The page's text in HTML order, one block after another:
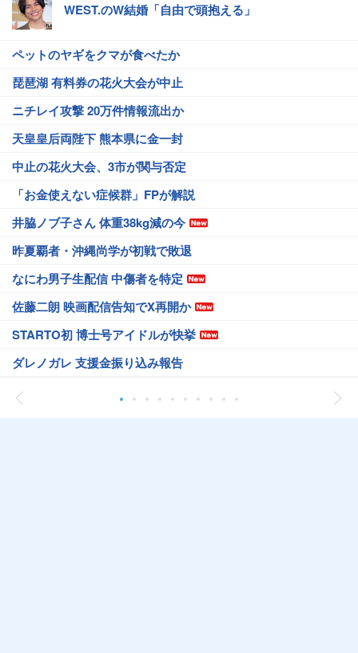
WEST.のW結婚「自由で頭抱える」
ペットのヤギをクマが食べたか
琵琶湖 有料券の花火大会が中止
ニチレイ攻撃 20万件情報流出か
天皇皇后両陛下 熊本県に金一封
中止の花火大会、3市が関与否定
「お金使えない症候群」FPが解説
井脇ノブ子さん 体重38kg減の今
昨夏覇者・沖縄尚学が初戦で敗退
なにわ男子生配信 中傷者を特定
佐藤二朗 映画配信告知でX再開か
STARTO初 博士号アイドルが快挙
ダレノガレ 支援金振り込み報告